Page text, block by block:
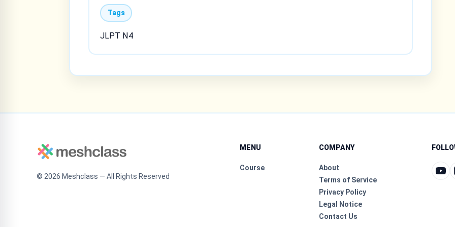
Tags
JLPT N4
© 2026 Meshclass — All Rights Reserved
MENU
Course
COMPANY
About
Terms of Service
Privacy Policy
Legal Notice
Contact Us